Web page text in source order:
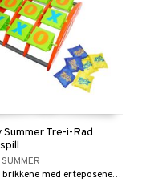
Summer Tre-i-Rad
Snu på brikkene med erteposene for å få 3 på rad.